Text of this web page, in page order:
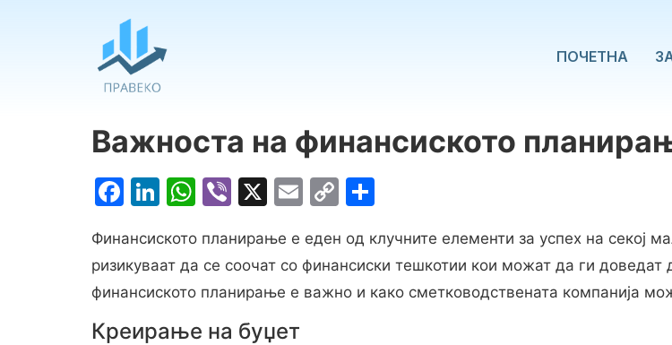
ПОЧЕТНА
Важноста на финансиското
Facebook
LinkedIn
WhatsApp
Viber
X Email
Copy
Финансиското планирање е еден од клучните елементи за успех на секој
ризикуваат да се соочат со финансиски тешкотии кои можат да ги доведат
финансиското планирање е важно и како сметководствената компанија
Креирање на буџет